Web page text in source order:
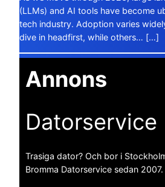
(LLMs) and AI tools have become
tech industry. Adoption varies
dive in headfirst, while others… […]
Annons
Datorservice
Trasiga dator? Och bor i
Bromma Datorservice sedan 2007.